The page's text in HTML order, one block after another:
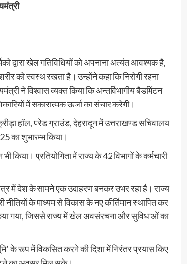
द्वारा खेल गतिविधियों को अपनाना अत्यंत आवश्यक है,
को स्वस्थ रखता है। उन्होंने कहा कि निरोगी रहना
ने विश्वास व्यक्त किया कि अन्तर्विभागीय बैडमिंटन
में सकारात्मक ऊर्जा का संचार करेगी।
हॉल, परेड ग्राउंड, देहरादून में उत्तराखण्ड सचिवालय
का शुभारम्भ किया।
प्रतियोगिता में राज्य के 42 विभागों के कर्मचारी
में देश के सामने एक उदाहरण बनकर उभर रहा है। राज्य
के माध्यम से विकास के नए कीर्तिमान स्थापित कर
गया, जिससे राज्य में खेल अवसंरचना और सुविधाओं का
के रूप में विकसित करने की दिशा में निरंतर प्रयास किए